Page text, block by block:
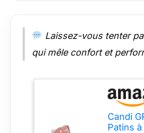
Laissez-vous tenter
qui mêle confort et
Candi
Patins à